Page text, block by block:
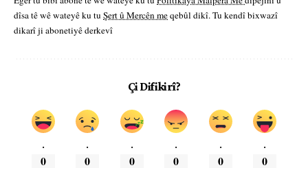
dîsa tê wê wateyê ku tu Şert û Mercên meqebûl dikî. Tu kendî bixwazî
dikarî ji abonetiyê derkevî
Çi Difikirî?
.
0
.
0
.
0
.
0
.
0
.
0